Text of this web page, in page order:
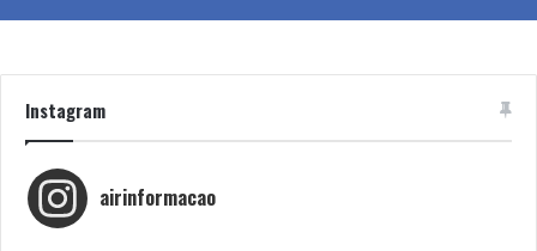
Instagram
airinformacao